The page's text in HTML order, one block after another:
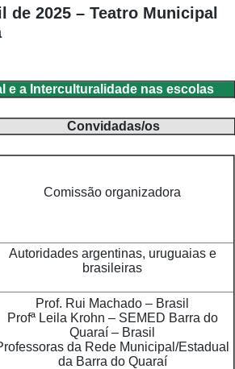
de 2025 – Teatro Municipal
e a Interculturalidade nas escolas
Convidadas/os
Comissão organizadora
Autoridades argentinas, uruguaias e
brasileiras
Prof. Rui Machado – Brasil
Profª Leila Krohn – SEMED Barra do
Quaraí – Brasil
da Rede Municipal/Estadual
da Barra do Quaraí